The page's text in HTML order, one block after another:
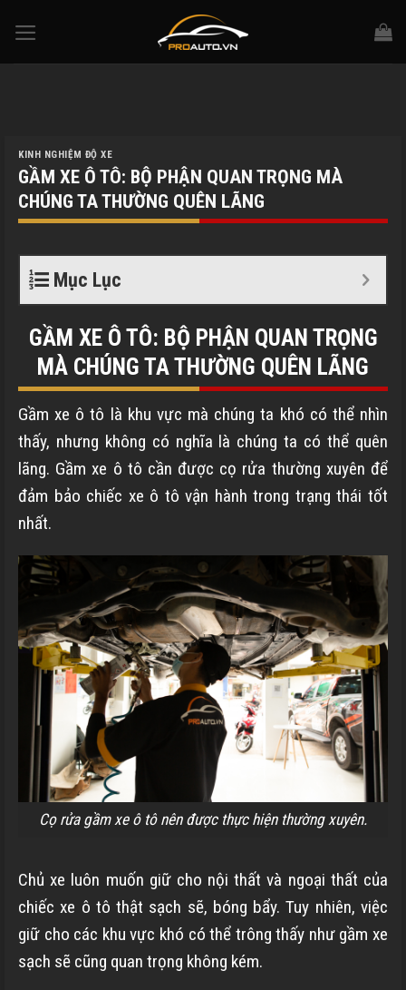
KINH NGHIỆM ĐỘ XE
GẦM XE Ô TÔ: BỘ PHẬN QUAN TRỌNG MÀ
CHÚNG TA THƯỜNG QUÊN LÃNG
Mục Lục
GẦM XE Ô TÔ: BỘ PHẬN QUAN TRỌNG
MÀ CHÚNG TA THƯỜNG QUÊN LÃNG
Gầm xe ô tô là khu vực mà chúng ta khó có thể nhìn
thấy, nhưng không có nghĩa là chúng ta có thể quên
lãng. Gầm xe ô tô cần được cọ rửa thường xuyên để
đảm bảo chiếc xe ô tô vận hành trong trạng thái tốt
nhất.
Cọ rửa gầm xe ô tô nên được thực hiện thường xuyên.
Chủ xe luôn muốn giữ cho nội thất và ngoại thất của
chiếc xe ô tô thật sạch sẽ, bóng bẩy. Tuy nhiên, việc
giữ cho các khu vực khó có thể trông thấy như gầm xe
sạch sẽ cũng quan trọng không kém.